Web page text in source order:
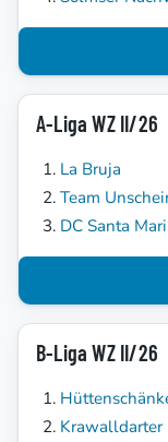
A-Liga WZ II/26
La Bruja
Team
DC Santa
B-Liga WZ II/26
Krawalldarter